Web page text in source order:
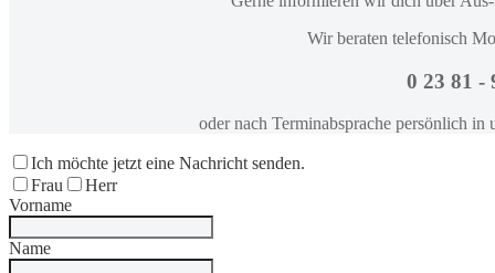
Wir beraten telefonisch
0 23 81 -
oder nach Terminabsprache persönlich
Ich möchte jetzt eine Nachricht senden.
Frau
Herr
Vorname
Name